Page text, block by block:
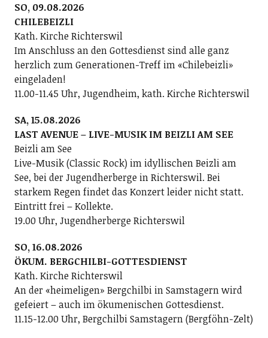
SO, 09.08.2026
CHILEBEIZLI
Kath. Kirche Richterswil
Im Anschluss an den Gottesdienst sind alle ganz
herzlich zum Generationen-Treff im «Chilebeizli»
eingeladen!
11.00-11.45 Uhr, Jugendheim, kath. Kirche Richterswil
SA, 15.08.2026
LAST AVENUE – LIVE-MUSIK IM BEIZLI AM SEE
Beizli am See
Live-Musik (Classic Rock) im idyllischen Beizli am
See, bei der Jugendherberge in Richterswil. Bei
starkem Regen findet das Konzert leider nicht statt.
Eintritt frei – Kollekte.
19.00 Uhr, Jugendherberge Richterswil
SO, 16.08.2026
ÖKUM. BERGCHILBI-GOTTESDIENST
Kath. Kirche Richterswil
An der «heimeligen» Bergchilbi in Samstagern wird
gefeiert – auch im ökumenischen Gottesdienst.
11.15-12.00 Uhr, Bergchilbi Samstagern (Bergföhn-Zelt)